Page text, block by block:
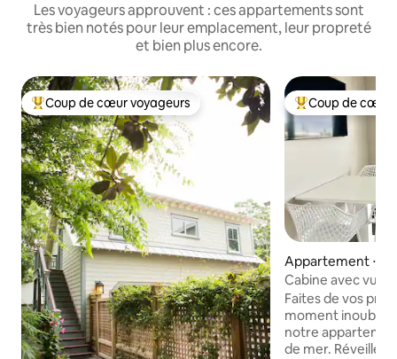
Les voyageurs approuvent : ces appartements sont
très bien notés pour leur emplacement, leur propreté
et bien plus encore.
Coups de cœur voyageurs les plus appréciés
Coup de cœur voyageurs Coups de cœur
Coup de cœur
Appartement ⋅
Cabine avec vue
Palms, SC !
Faites de vos
moment
notre
de mer.